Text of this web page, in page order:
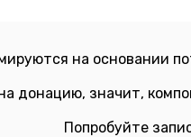
на основании
донацию, значит,
Попробуйте